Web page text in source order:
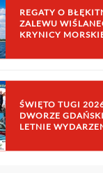
REGATY O
ZALEWU
KRYNICY
ŚWIĘTO TUGI
DWORZE
LETNIE